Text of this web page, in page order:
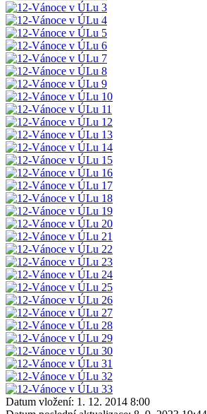
Datum vložení: 1. 12. 2014 8:00